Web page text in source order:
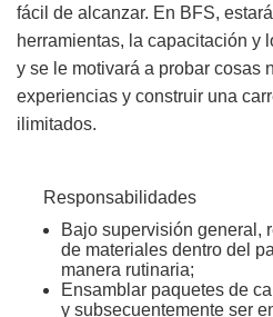
fácil de alcanzar. En BFS,
herramientas, la capacitación y
y se le motivará a probar cosas
experiencias y construir una
ilimitados.
Responsabilidades
Bajo supervisión general,
de materiales dentro del
manera rutinaria;
Ensamblar paquetes de
y subsecuentemente ser